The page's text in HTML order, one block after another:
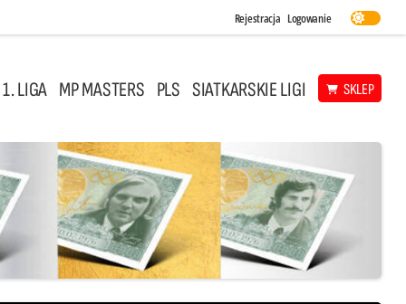
Rejestracja Logowanie
LIGA MP MASTERS PLS SIATKARSKIE LIGI SKLEP